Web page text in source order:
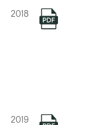
2018
2019